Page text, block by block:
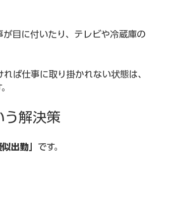
目に付いたり、テレビや冷蔵庫の
ば仕事に取り掛かれない状態は、
う解決策
似出勤」 です。